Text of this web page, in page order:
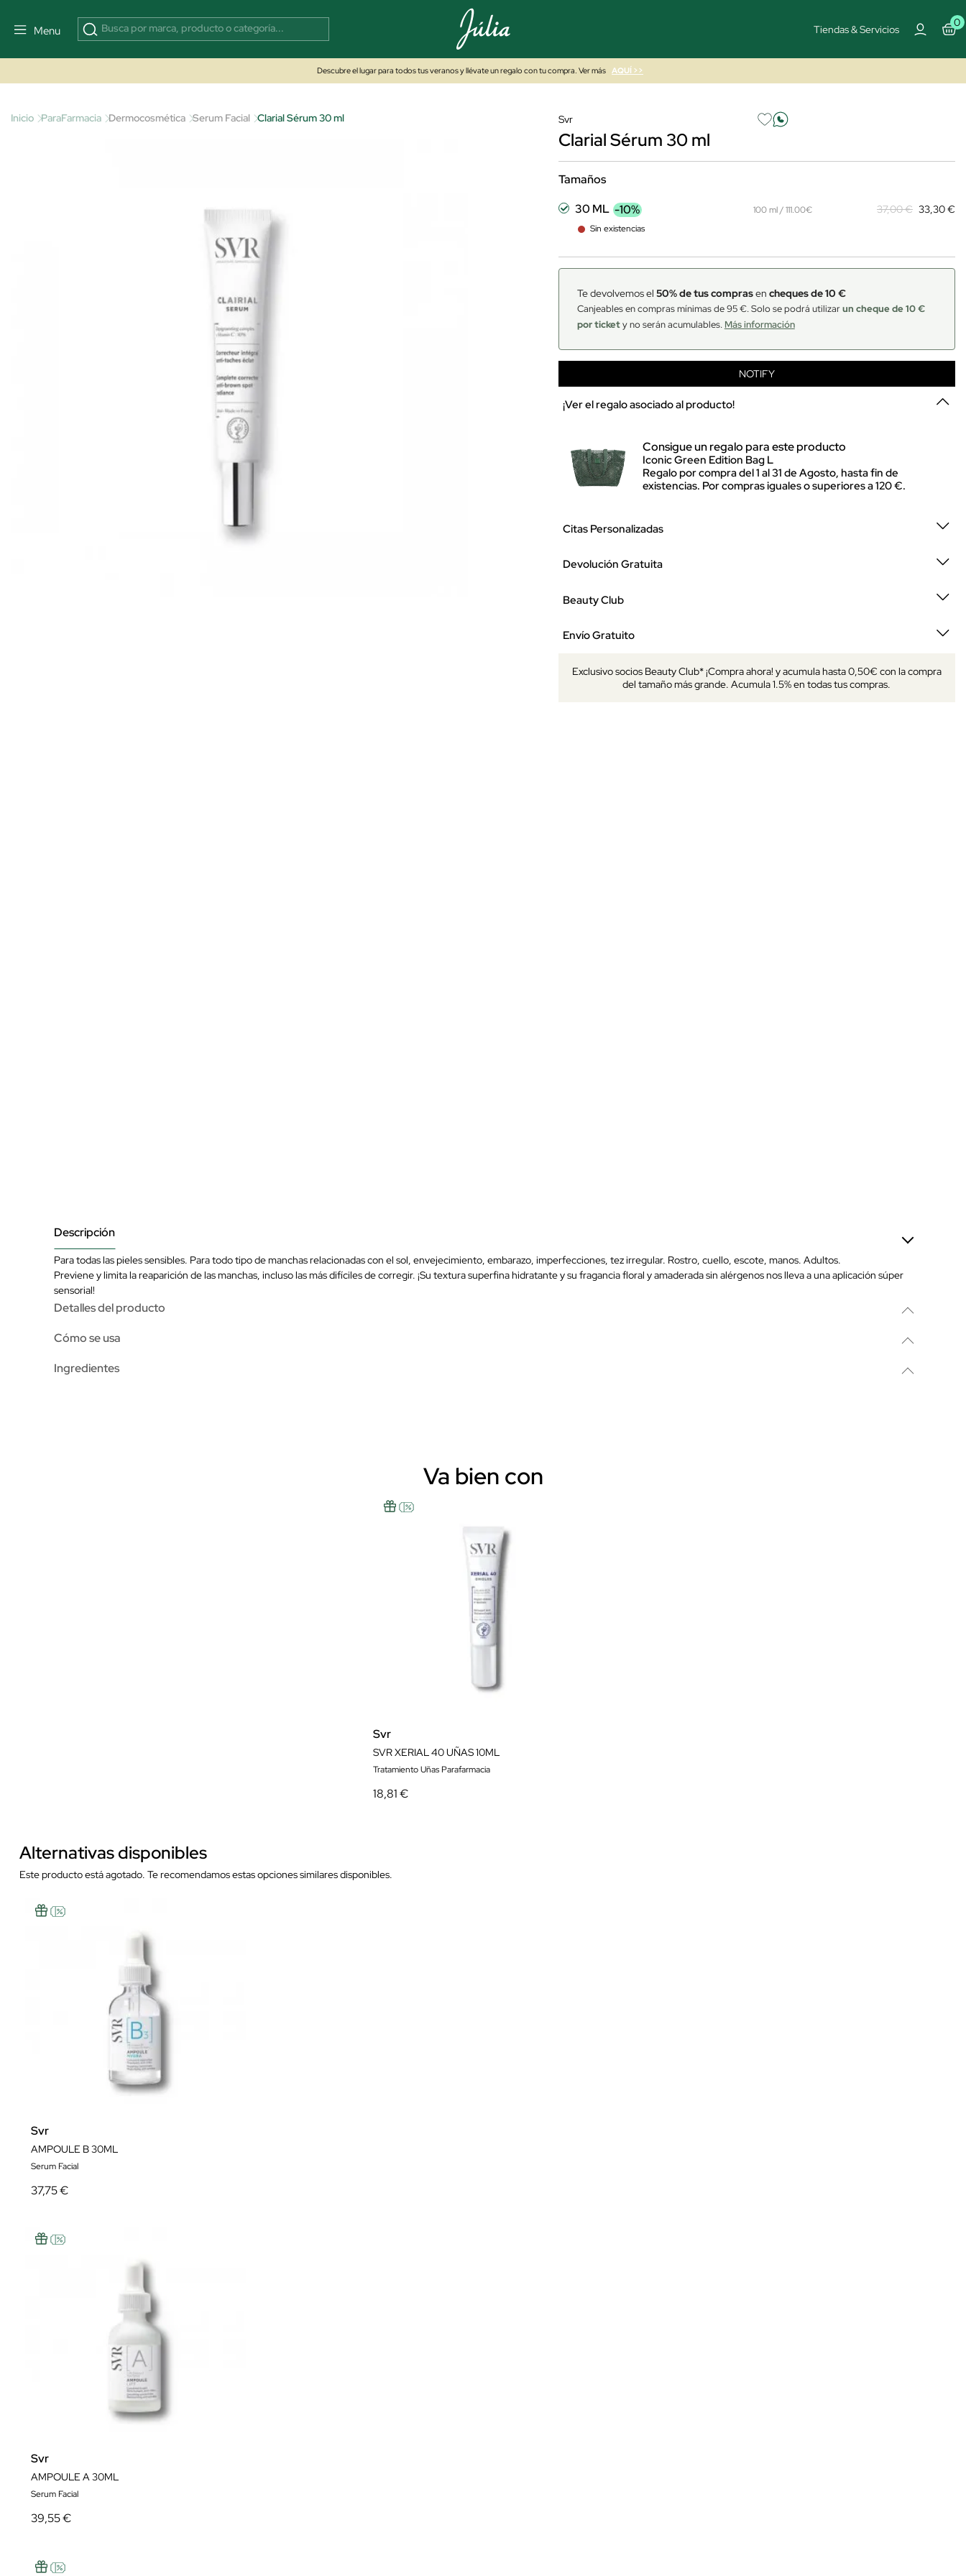
Menu Tiendas & Servicios
0
Descubre el lugar para todos tus veranos y llévate un regalo con tu compra. Ver más AQUÍ >>
Inicio ParaFarmacia Dermocosmética Serum Facial Clarial Sérum 30 ml Svr
Clarial Sérum 30 ml
Tamaños
30 ML -10%
Sin existencias
100 ml / 111.00€ 37,00 € 33,30 €
Te devolvemos el 50% de tus comprasen cheques de 10 €
Canjeables en compras mínimas de 95 €. Solo se podrá utilizarun cheque de 10 €
por tickety no serán acumulables. Más información
NOTIFY
¡Ver el regalo asociado al producto!
Consigue un regalo para este producto
Iconic Green Edition Bag L
Regalo por compra del 1 al 31 de Agosto, hasta fin de
existencias. Por compras iguales o superiores a 120 €.
Citas Personalizadas
Devolución Gratuita
Beauty Club
Envío Gratuito
Exclusivo socios Beauty Club* ¡Compra ahora! y acumula hasta 0,50€ con la compra
del tamaño más grande. Acumula 1.5% en todas tus compras.
Descripción
Para todas las pieles sensibles. Para todo tipo de manchas relacionadas con el sol, envejecimiento, embarazo, imperfecciones, tez irregular. Rostro, cuello, escote, manos. Adultos.
Previene y limita la reaparición de las manchas, incluso las más difíciles de corregir. ¡Su textura superfina hidratante y su fragancia floral y amaderada sin alérgenos nos lleva a una aplicación súper
sensorial!
Detalles del producto
Cómo se usa
Ingredientes
Va bien con
Svr
SVR XERIAL 40 UÑAS 10ML
Tratamiento Uñas Parafarmacia
18,81 €
Alternativas disponibles
Este producto está agotado. Te recomendamos estas opciones similares disponibles.
Svr
AMPOULE B 30ML
Serum Facial
37,75 €
Svr
AMPOULE A 30ML
Serum Facial
39,55 €